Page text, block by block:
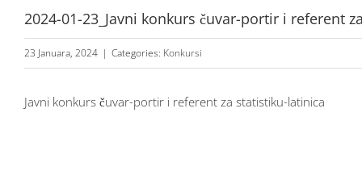
2024-01-23_Javni konkurs čuvar-portir i referent
23 Januara, 2024 | Categories: Konkursi
Javni konkurs čuvar-portir i referent za statistiku-latinica